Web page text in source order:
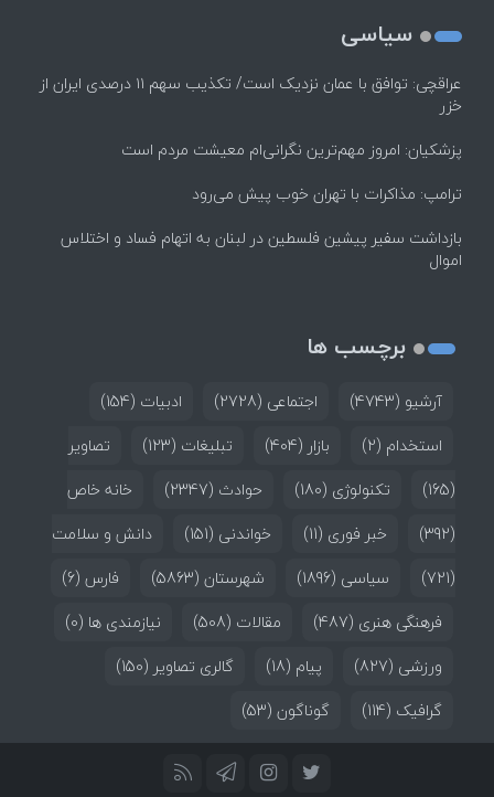
سیاسی
عراقچی: توافق با عمان نزدیک است/ تکذیب سهم ۱۱ درصدی ایران از
خزر
پزشکیان: امروز مهم‌ترین نگرانی‌ام معیشت مردم است
ترامپ: مذاکرات با تهران خوب پیش می‌رود
بازداشت سفیر پیشین فلسطین در لبنان به اتهام فساد و اختلاس
اموال
برچسب ها
آرشیو (4743) اجتماعی (2728) ادبیات (154)
استخدام (2) بازار (404) تبلیغات (123)
تصاویر
(165)
تکنولوژی (180) حوادث (2347)
خانه خاص
(392)
خبر فوری (11) خواندنی (151)
دانش و سلامت
(721)
سیاسی (1896) شهرستان (5863) فارس (6)
فرهنگی هنری (487) مقالات (508) نیازمندی ها (0)
ورزشی (827) پیام (18) گالری تصاویر (150)
گرافیک (114) گوناگون (53)